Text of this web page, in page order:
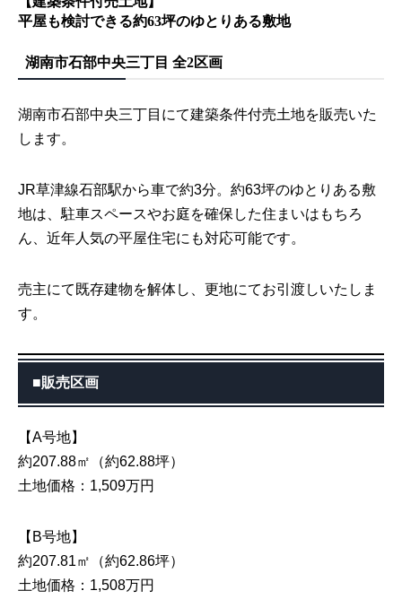
平屋も検討できる約63坪のゆとりある敷地
湖南市石部中央三丁目 全2区画
湖南市石部中央三丁目にて建築条件付売土地を販売いた
します。
JR草津線石部駅から車で約3分。約63坪のゆとりある敷
地は、駐車スペースやお庭を確保した住まいはもちろ
ん、近年人気の平屋住宅にも対応可能です。
売主にて既存建物を解体し、更地にてお引渡しいたしま
す。
■販売区画
【A号地】
約207.88㎡（約62.88坪）
土地価格：1,509万円
【B号地】
約207.81㎡（約62.86坪）
土地価格：1,508万円